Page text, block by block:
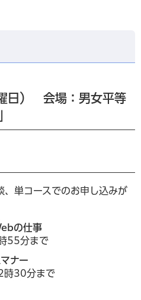
日） 会場：男女平等
、単コースでのお申し込みが
の仕事
55分まで
ナー
時30分まで